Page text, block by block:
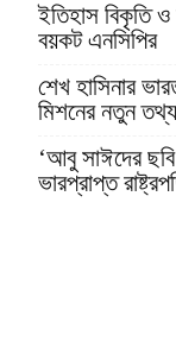
ইতিহাস বিকৃতি ও
বয়কট এনসিপির
শেখ হাসিনার
মিশনের নতুন তথ্য
‘আবু সাঈদের ছবি
ভারপ্রাপ্ত